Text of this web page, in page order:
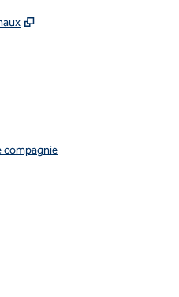
,
compagnie